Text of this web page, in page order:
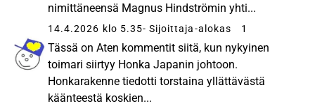
nimittäneensä Magnus Hindströmin yhti...
14.4.2026 klo 5.35- Sijoittaja-alokas 1
Tässä on Aten kommentit siitä, kun nykyinen
toimari siirtyy Honka Japanin johtoon.
Honkarakenne tiedotti torstaina yllättävästä
käänteestä koskien...